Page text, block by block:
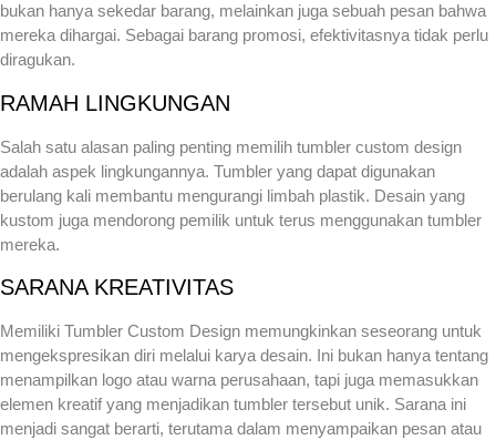
bukan hanya sekedar barang, melainkan juga sebuah pesan bahwa
mereka dihargai. Sebagai barang promosi, efektivitasnya tidak perlu
diragukan.
RAMAH LINGKUNGAN
Salah satu alasan paling penting memilih tumbler custom design
adalah aspek lingkungannya. Tumbler yang dapat digunakan
berulang kali membantu mengurangi limbah plastik. Desain yang
kustom juga mendorong pemilik untuk terus menggunakan tumbler
mereka.
SARANA KREATIVITAS
Memiliki Tumbler Custom Design memungkinkan seseorang untuk
mengekspresikan diri melalui karya desain. Ini bukan hanya tentang
menampilkan logo atau warna perusahaan, tapi juga memasukkan
elemen kreatif yang menjadikan tumbler tersebut unik. Sarana ini
menjadi sangat berarti, terutama dalam menyampaikan pesan atau